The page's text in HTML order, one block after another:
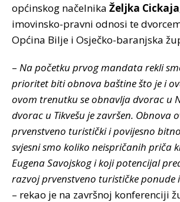
općinskog načelnika Željka Cickaja
imovinsko-pravni odnosi te
Općina Bilje i Osječko-baranjska
– Na početku prvog mandata rekli
prioritet biti obnova baštine što je i
ovom trenutku se obnavlja dvorac u
dvorac u Tikvešu je završen. Obnova
prvenstveno turistički i povijesno
svjesni smo koliko neispričanih priča
Eugena Savojskog i koji potencijal
razvoj prvenstveno turističke ponude
– rekao je na završnoj konferenciji